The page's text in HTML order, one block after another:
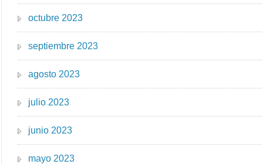
octubre 2023
septiembre 2023
agosto 2023
julio 2023
junio 2023
mayo 2023